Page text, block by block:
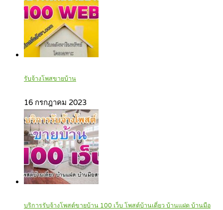
รับจ้างโพสขายบ้าน
16 กรกฎาคม 2023
บริการรับจ้างโพสต์ขายบ้าน 100 เว็บ โพสต์บ้านเดี่ยว บ้านแฝด บ้านมือ